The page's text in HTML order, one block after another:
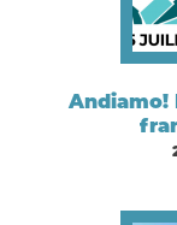
Andiamo!